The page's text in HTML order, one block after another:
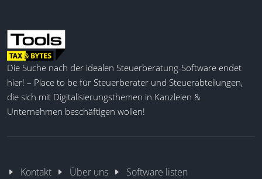
Die Suche nach der idealen Steuerberatung-Software endet
hier! – Place to be für Steuerberater und Steuerabteilungen,
die sich mit Digitalisierungsthemen in Kanzleien &
Unternehmen beschäftigen wollen!
Kontakt Über uns Software listen